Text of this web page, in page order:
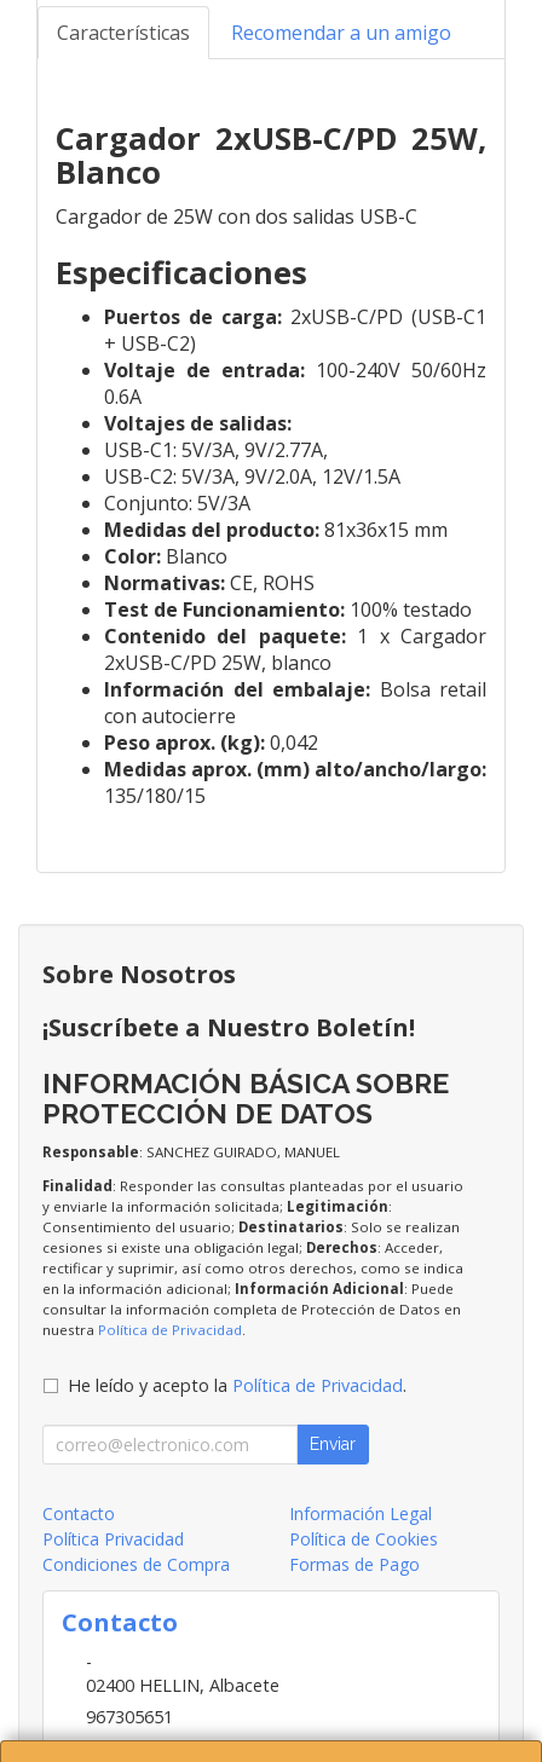
Características Recomendar a un amigo
Cargador 2xUSB-C/PD 25W,
Blanco
Cargador de 25W con dos salidas USB-C
Especificaciones
Puertos de carga: 2xUSB-C/PD (USB-C1
+ USB-C2)
Voltaje de entrada: 100-240V 50/60Hz
0.6A
Voltajes de salidas:
USB-C1: 5V/3A, 9V/2.77A,
USB-C2: 5V/3A, 9V/2.0A, 12V/1.5A
Conjunto: 5V/3A
Medidas del producto:81x36x15 mm
Color: Blanco
Normativas:CE, ROHS
Test de Funcionamiento: 100% testado
Contenido del paquete: 1 x Cargador
2xUSB-C/PD 25W, blanco
Información del embalaje: Bolsa retail
con autocierre
Peso aprox. (kg):0,042
Medidas aprox. (mm) alto/ancho/largo:
135/180/15
Sobre Nosotros
¡Suscríbete a Nuestro Boletín!
INFORMACIÓN BÁSICA SOBRE
PROTECCIÓN DE DATOS
Responsable: SANCHEZ GUIRADO, MANUEL
Finalidad: Responder las consultas planteadas por el usuario
y enviarle la información solicitada; Legitimación:
Consentimiento del usuario; Destinatarios: Solo se realizan
cesiones si existe una obligación legal; Derechos: Acceder,
rectificar y suprimir, así como otros derechos, como se indica
en la información adicional; Información Adicional: Puede
consultar la información completa de Protección de Datos en
nuestra Política de Privacidad
He leído y acepto la Política de Privacidad.
Enviar
Contacto
Información Legal
Política Privacidad
Política de Cookies
Condiciones de Compra
Formas de Pago
Contacto
-
02400 HELLIN, Albacete
967305651
INFO@HELLIN.COM